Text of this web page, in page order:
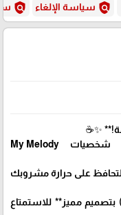
policy سياسة الإلغاء policy
✨☕
🌸 **تصميم لطيف مستوحى من شخصيات My Melody
على حرارة مشروبك
مميز** للاستمتاع